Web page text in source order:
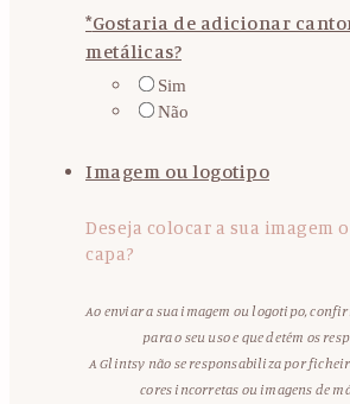
*Gostaria de adicionar
metálicas?
Sim
Não
Imagem ou logotipo
Deseja colocar a sua imagem
capa?
Ao enviar a sua imagem ou logotipo,
para o seu uso e que detém os
A Glintsy não se responsabiliza por
cores incorretas ou imagens de